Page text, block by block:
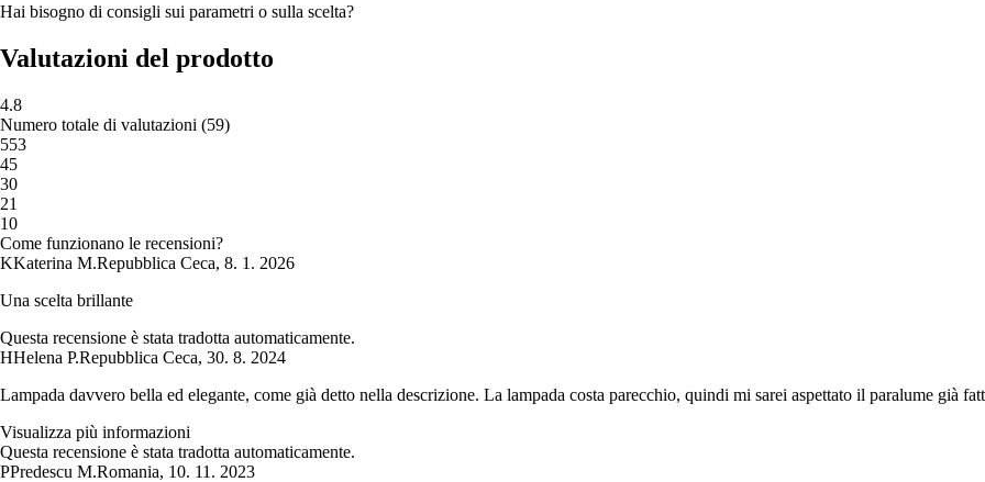
Hai bisogno di consigli sui parametri o sulla scelta?
Valutazioni del prodotto
4.8
Numero totale di valutazioni (59)
553
45
30
21
10
Come funzionano le recensioni?
KKaterina M.Repubblica Ceca, 8. 1. 2026
Una scelta brillante
Questa recensione è stata tradotta automaticamente.
HHelena P.Repubblica Ceca, 30. 8. 2024
Lampada davvero bella ed elegante, come già detto nella descrizione. La lampada costa parecchio, quindi mi sarei aspettato il paralume già
Visualizza più informazioni
Questa recensione è stata tradotta automaticamente.
PPredescu M.Romania, 10. 11. 2023